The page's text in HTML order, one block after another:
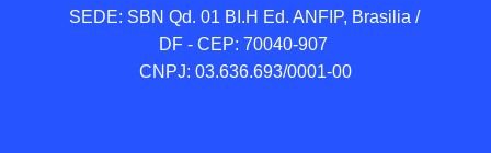
SEDE: SBN Qd. 01 BI.H Ed. ANFIP, Brasilia /
DF - CEP: 70040-907
CNPJ: 03.636.693/0001-00